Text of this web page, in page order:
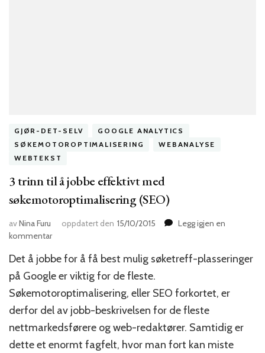
GJØR-DET-SELV
GOOGLE ANALYTICS
SØKEMOTOROPTIMALISERING
WEBANALYSE
WEBTEKST
3 trinn til å jobbe effektivt med
søkemotoroptimalisering (SEO)
avNina Furu oppdatert den 15/10/2015
Legg igjen en
kommentartil
trinn
til
jobbe
effektivt
med
søkemotoroptimalisering
(SEO)
Det å jobbe for å få best mulig søketreff-plasseringer
på Google er viktig for de fleste.
Søkemotoroptimalisering, eller SEO forkortet, er
derfor del av jobb-beskrivelsen for de fleste
nettmarkedsførere og web-redaktører. Samtidig er
dette et enormt fagfelt, hvor man fort kan miste